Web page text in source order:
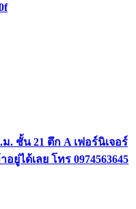
. ชั้น 21 ตึก A เฟอร์นิเจอร์
ยู่ได้เลย โทร 0974563645